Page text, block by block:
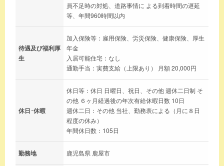
員不足時の対処、道路事情に よる到着時間の遅延
等、年間960時間以内
待遇及び福利厚
生
加入保険等：雇用保険、労災保険、健康保険、厚生
年金
入居可能住宅：なし
通勤手当：実費支給（上限あり） 月額 20,000円
休日･休暇
休日等：休日 日曜日、祝日、その他 週休二日制 そ
の他 ６ヶ月経過後の年次有給休暇日数 10日
週休二日：その他 当社、勤務表による（月に８日
程度の休み）
年間休日数：105日
勤務地 鹿児島県 鹿屋市